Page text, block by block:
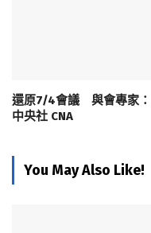
還原7/4會議 與會專家：
中央社 CNA
You May Also Like!